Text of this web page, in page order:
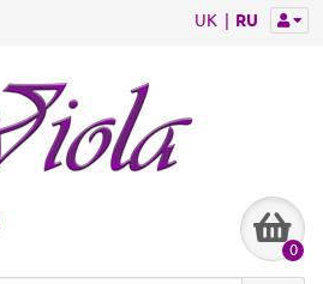
UK RU
0